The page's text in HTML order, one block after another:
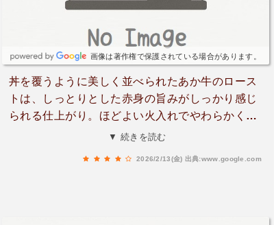
画像は著作権で保護されている場合があります。
丼を覆うように美しく並べられたあか牛のロース
トは、しっとりとした赤身の旨みがしっかり感じ
られる仕上がり。ほどよい火入れでやわらかく、
噛むたびに肉の甘みが広がります。中央の卵黄を
▼ 続きを読む
2026/2/13(金) 出典:www.google.com